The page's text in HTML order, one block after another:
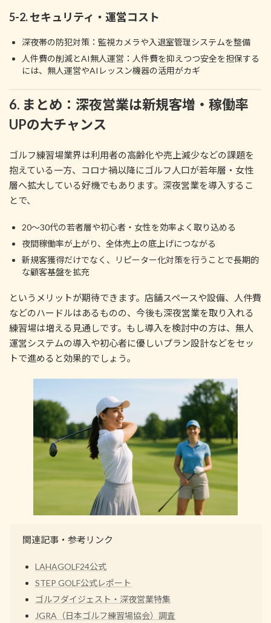
5-2. セキュリティ・運営コスト
深夜帯の防犯対策：監視カメラや入退室管理システムを整備
人件費の削減とAI無人運営：人件費を抑えつつ安全を担保する
には、無人運営やAIレッスン機器の活用がカギ
6. まとめ：深夜営業は新規客増・稼働率
UPの大チャンス
ゴルフ練習場業界は利用者の高齢化や売上減少などの課題を
抱えている一方、コロナ禍以降にゴルフ人口が若年層・女性
層へ拡大している好機でもあります。深夜営業を導入するこ
とで、
20〜30代の若者層や初心者・女性を効率よく取り込める
夜間稼働率が上がり、全体売上の底上げにつながる
新規客獲得だけでなく、リピーター化対策を行うことで長期的
な顧客基盤を拡充
というメリットが期待できます。店舗スペースや設備、人件費
などのハードルはあるものの、今後も深夜営業を取り入れる
練習場は増える見通しです。もし導入を検討中の方は、無人
運営システムの導入や初心者に優しいプラン設計などをセッ
トで進めると効果的でしょう。
関連記事・参考リンク
LAHAGOLF24公式
STEP GOLF公式レポート
ゴルフダイジェスト・深夜営業特集
JGRA（日本ゴルフ練習場協会）調査